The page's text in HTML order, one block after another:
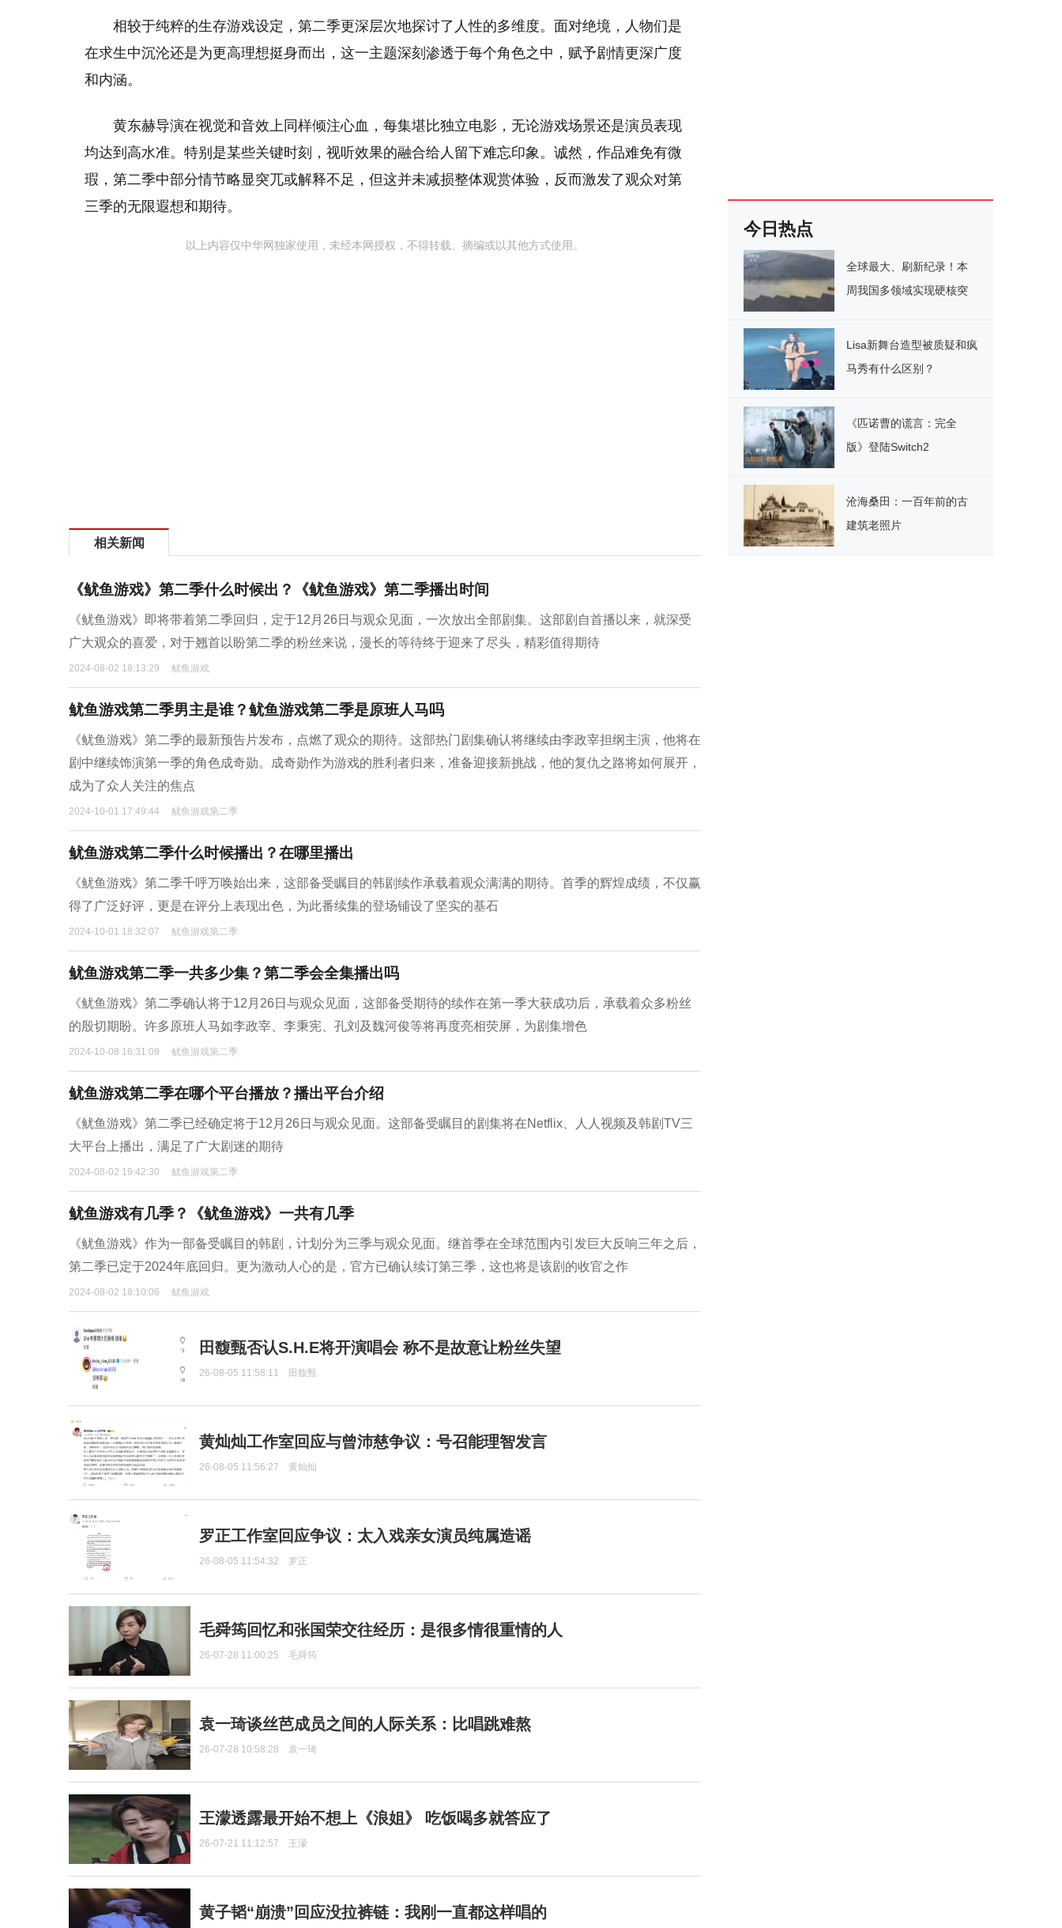
相较于纯粹的生存游戏设定，第二季更深层次地探讨了人性的多维度。面对绝境，人物们是
在求生中沉沦还是为更高理想挺身而出，这一主题深刻渗透于每个角色之中，赋予剧情更深广度
和内涵。
黄东赫导演在视觉和音效上同样倾注心血，每集堪比独立电影，无论游戏场景还是演员表现
均达到高水准。特别是某些关键时刻，视听效果的融合给人留下难忘印象。诚然，作品难免有微
瑕，第二季中部分情节略显突兀或解释不足，但这并未减损整体观赏体验，反而激发了观众对第
三季的无限遐想和期待。
以上内容仅中华网独家使用，未经本网授权，不得转载、摘编或以其他方式使用。
相关新闻
《鱿鱼游戏》第二季什么时候出？《鱿鱼游戏》第二季播出时间
《鱿鱼游戏》即将带着第二季回归，定于12月26日与观众见面，一次放出全部剧集。这部剧自首播以来，就深受
广大观众的喜爱，对于翘首以盼第二季的粉丝来说，漫长的等待终于迎来了尽头，精彩值得期待
2024-08-02 18:13:29 鱿鱼游戏
鱿鱼游戏第二季男主是谁？鱿鱼游戏第二季是原班人马吗
《鱿鱼游戏》第二季的最新预告片发布，点燃了观众的期待。这部热门剧集确认将继续由李政宰担纲主演，他将在
剧中继续饰演第一季的角色成奇勋。成奇勋作为游戏的胜利者归来，准备迎接新挑战，他的复仇之路将如何展开，
成为了众人关注的焦点
2024-10-01 17:49:44 鱿鱼游戏第二季
鱿鱼游戏第二季什么时候播出？在哪里播出
《鱿鱼游戏》第二季千呼万唤始出来，这部备受瞩目的韩剧续作承载着观众满满的期待。首季的辉煌成绩，不仅赢
得了广泛好评，更是在评分上表现出色，为此番续集的登场铺设了坚实的基石
2024-10-01 18:32:07 鱿鱼游戏第二季
鱿鱼游戏第二季一共多少集？第二季会全集播出吗
《鱿鱼游戏》第二季确认将于12月26日与观众见面，这部备受期待的续作在第一季大获成功后，承载着众多粉丝
的殷切期盼。许多原班人马如李政宰、李秉宪、孔刘及魏河俊等将再度亮相荧屏，为剧集增色
2024-10-08 16:31:09 鱿鱼游戏第二季
鱿鱼游戏第二季在哪个平台播放？播出平台介绍
《鱿鱼游戏》第二季已经确定将于12月26日与观众见面。这部备受瞩目的剧集将在Netflix、人人视频及韩剧TV三
大平台上播出，满足了广大剧迷的期待
2024-08-02 19:42:30 鱿鱼游戏第二季
鱿鱼游戏有几季？《鱿鱼游戏》一共有几季
《鱿鱼游戏》作为一部备受瞩目的韩剧，计划分为三季与观众见面。继首季在全球范围内引发巨大反响三年之后，
第二季已定于2024年底回归。更为激动人心的是，官方已确认续订第三季，这也将是该剧的收官之作
2024-08-02 18:10:06 鱿鱼游戏
田馥甄否认S.H.E将开演唱会 称不是故意让粉丝失望
26-08-05 11:58:11 田馥甄
黄灿灿工作室回应与曾沛慈争议：号召能理智发言
26-08-05 11:56:27 黄灿灿
罗正工作室回应争议：太入戏亲女演员纯属造谣
26-08-05 11:54:32 罗正
毛舜筠回忆和张国荣交往经历：是很多情很重情的人
26-07-28 11:00:25 毛舜筠
袁一琦谈丝芭成员之间的人际关系：比唱跳难熬
26-07-28 10:58:28 袁一琦
王濛透露最开始不想上《浪姐》 吃饭喝多就答应了
26-07-21 11:12:57 王濛
黄子韬“崩溃”回应没拉裤链：我刚一直都这样唱的
今日热点
全球最大、刷新纪录！本
周我国多领域实现硬核突
Lisa新舞台造型被质疑和疯
马秀有什么区别？
《匹诺曹的谎言：完全
版》登陆Switch2
沧海桑田：一百年前的古
建筑老照片